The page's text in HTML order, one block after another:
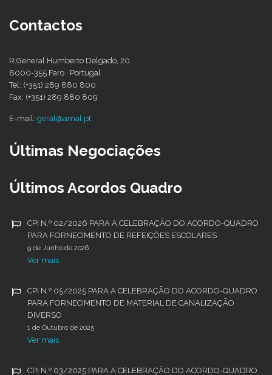
Contactos
R.General Humberto Delgado, 20
8000-355 Faro · Portugal
Tel: (+351) 289 880 800
Fax: (+351) 289 880 809
E-mail: geral@amal.pt
Últimas Negociações
Últimos Acordos Quadro
CPI N.º 02/2026 PARA A CELEBRAÇÃO DO ACORDO-QUADRO
PARA FORNECIMENTO DE REFEIÇÕES ESCOLARES
9 de Junho de 2026
Ver mais
CPI N.º 05/2025 PARA A CELEBRAÇÃO DO ACORDO-QUADRO
PARA FORNECIMENTO DE MATERIAL DE CANALIZAÇÃO
DIVERSO
1 de Outubro de 2025
Ver mais
CPI N.º 03/2025 PARA A CELEBRAÇÃO DO ACORDO-QUADRO